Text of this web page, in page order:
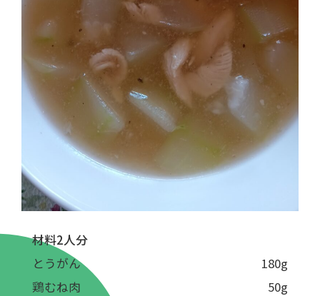
材料2人分
とうがん
180g
鶏むね肉
50g